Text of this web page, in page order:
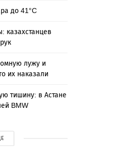
до 41°C
казахстанцев
лужу и
их наказали
тишину: в Астане
BMW